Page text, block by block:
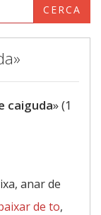
CERCA
caiguda» (1
anar de
de to,